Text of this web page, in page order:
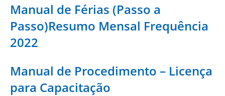
Manual de Férias (Passo a
Passo)Resumo Mensal Frequência
2022
Manual de Procedimento – Licença
para Capacitação